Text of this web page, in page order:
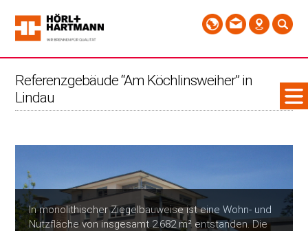
Referenzgebäude “Am Köchlinsweiher” in
Lindau
In monolithischer Ziegelbauweise ist eine Wohn- und
Nutzfläche von insgesamt 2.682 m² entstanden. Die